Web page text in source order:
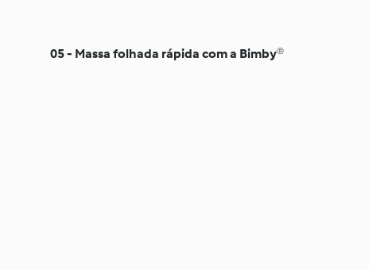
05 - Massa folhada rápida com a Bimby®